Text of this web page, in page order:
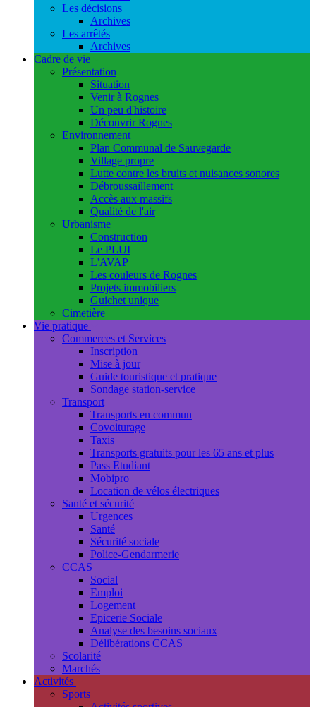
Les décisions
Archives
Les arrêtés
Archives
Cadre de vie
Présentation
Situation
Venir à Rognes
Un peu d'histoire
Découvrir Rognes
Environnement
Plan Communal de Sauvegarde
Village propre
Lutte contre les bruits et nuisances sonores
Débroussaillement
Accès aux massifs
Qualité de l'air
Urbanisme
Construction
Le PLUI
L'AVAP
Les couleurs de Rognes
Projets immobiliers
Guichet unique
Cimetière
Vie pratique
Commerces et Services
Inscription
Mise à jour
Guide touristique et pratique
Sondage station-service
Transport
Transports en commun
Covoiturage
Taxis
Transports gratuits pour les 65 ans et plus
Pass Etudiant
Mobipro
Location de vélos électriques
Santé et sécurité
Urgences
Santé
Sécurité sociale
Police-Gendarmerie
CCAS
Social
Emploi
Logement
Epicerie Sociale
Analyse des besoins sociaux
Délibérations CCAS
Scolarité
Marchés
Activités
Sports